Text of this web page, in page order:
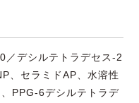
／デシルテトラデセス-2
、セラミドAP、水溶性
PPG-6デシルテトラデ